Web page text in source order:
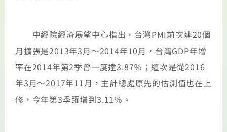
中經院經濟展望中心指出，台灣PMI前次連20個
月擴張是2013年3月～2014年10月，台灣GDP年增
率在2014年第2季曾一度達3.87％；這次是從2016
年3月～2017年11月，主計總處原先的估測值也在上
修，今年第3季躍增到3.11％。